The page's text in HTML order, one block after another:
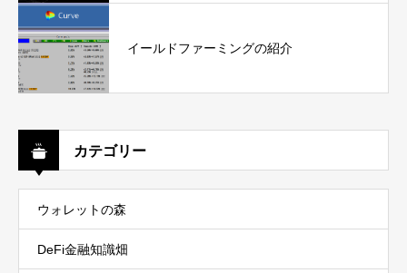
イールドファーミングの紹介
カテゴリー
ウォレットの森
DeFi金融知識畑